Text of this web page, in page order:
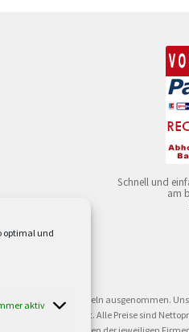
optimal und
aktiv
Schnell und
am
€ Nettowarenwert. Inseln ausgenommen.
Kein Verkauf an privat. Alle Preise sind